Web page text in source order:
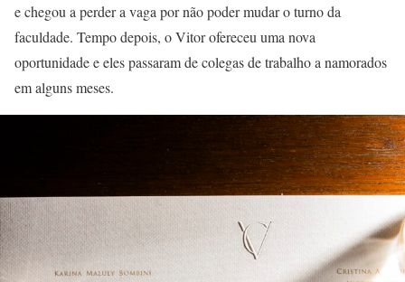
e chegou a perder a vaga por não poder mudar o turno da
faculdade. Tempo depois, o Vitor ofereceu uma nova
oportunidade e eles passaram de colegas de trabalho a namorados
em alguns meses.